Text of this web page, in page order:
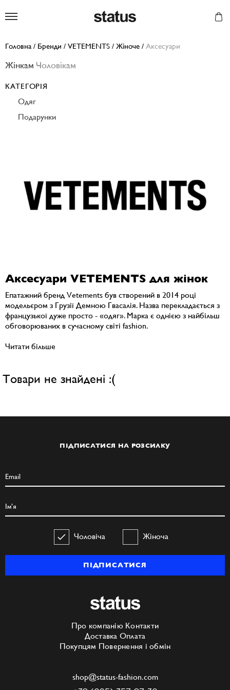
Головна / Бренди / VETEMENTS / Жіноче / Аксесуари
Аксесуари VETEMENTS для жінок
Епатажний бренд Vetements був створений в 2014 році
модельєром з Грузії Демною Гвасалія. Назва перекладається з
французької дуже просто - «одяг». Марка є однією з найбільш
обговорюваних в сучасному світі fashion.
Читати більше
Товари не знайдені :(
Жінкам Чоловікам
КАТЕГОРІЯ
Одяг
Подарунки
ПІДПИСАТИСЯ НА РОЗСИЛКУ
Чоловіча Жіноча
ПІДПИСАТИСЯ
Про компанію Контакти
Доставка Оплата
Покупцям Повернення і обмін
shop@status-fashion.com